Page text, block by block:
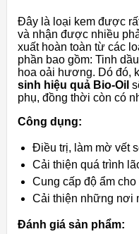
Đây là loại kem được
và nhận được nhiều
xuất hoàn toàn từ các
phần bao gồm: Tinh
hoa oải hương. Dó đó,
sinh hiệu quả Bio-Oil
phụ, đồng thời còn có
Công dụng:
Điều trị, làm mờ vết
Cải thiện quá trình
Cung cấp độ ẩm
Cải thiện những nơi
Đánh giá sản phẩm: